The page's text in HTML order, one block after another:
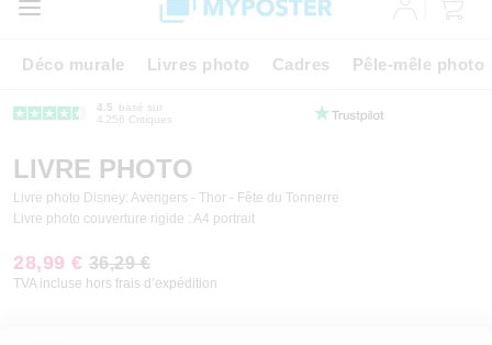
Déco murale Livres photo Cadres Pêle-mêle photo
4.5
basé sur
4 256 Critiques
LIVRE PHOTO
Livre photo Disney: Avengers - Thor - Fête du Tonnerre
Livre photo couverture rigide : A4 portrait
28,99 € 36,29 €
TVA incluse hors frais d’expédition